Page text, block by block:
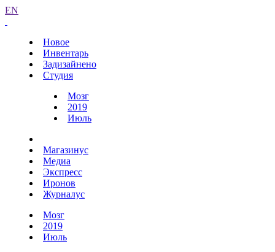
EN
Новое
Инвентарь
Задизайнено
Студия
Мозг
2019
Июль
Магазинус
Медиа
Экспресс
Иронов
Журналус
Мозг
2019
Июль